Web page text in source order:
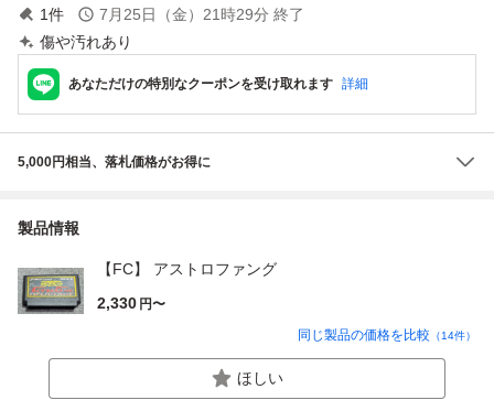
1件 7月25日（金）21時29分 終了
傷や汚れあり
あなただけの特別なクーポンを受け取れます 詳細
5,000円相当、落札価格がお得に
製品情報
【FC】 アストロファング
2,330 円〜
同じ製品の価格を比較 （14件）
ほしい